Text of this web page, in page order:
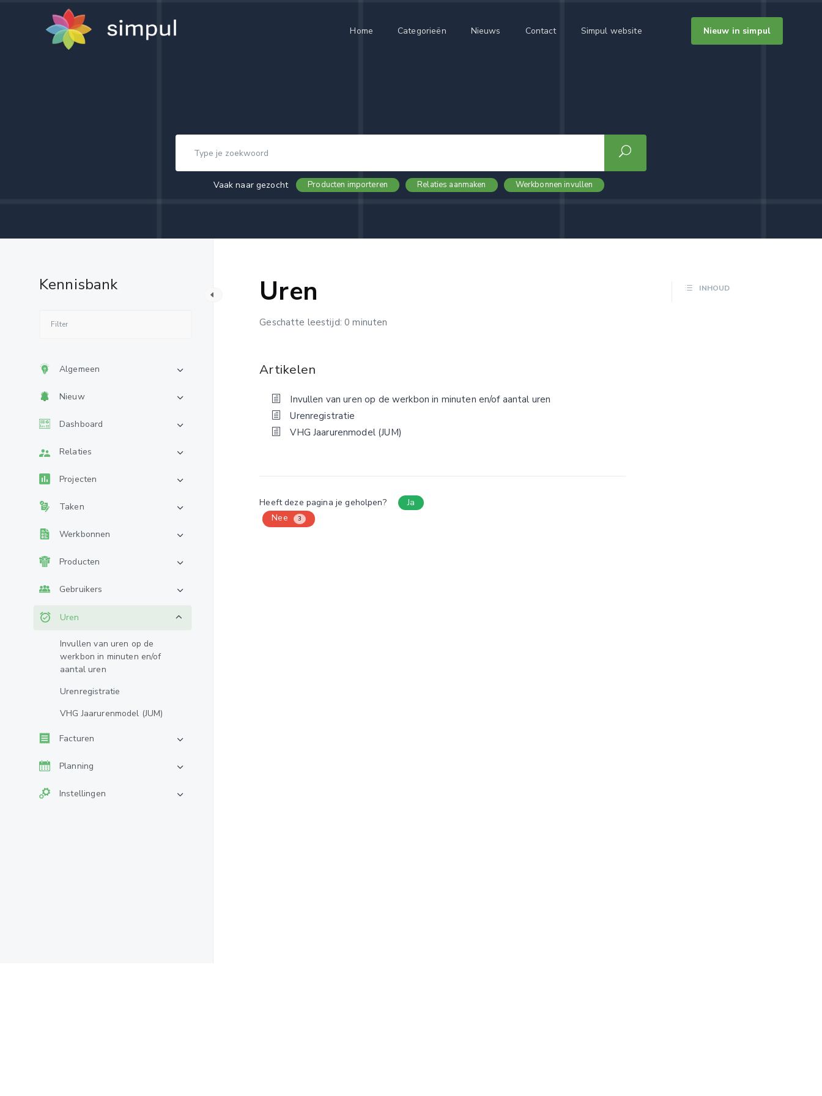
Home Categorieën Nieuws Contact Simpul website Nieuw in simpul
Vaak naar gezocht Producten importeren Relaties aanmaken Werkbonnen invullen
Kennisbank
Algemeen
Nieuw
Dashboard
Relaties
Projecten
Taken
Werkbonnen
Producten
Gebruikers
Uren
Invullen van uren op de
werkbon in minuten en/of
aantal uren
Urenregistratie
VHG Jaarurenmodel (JUM)
Facturen
Planning
Instellingen
Uren
Geschatte leestijd: 0 minuten
Artikelen
Invullen van uren op de werkbon in minuten en/of aantal uren
Urenregistratie
VHG Jaarurenmodel (JUM)
Heeft deze pagina je geholpen?
Ja
Nee
3
INHOUD